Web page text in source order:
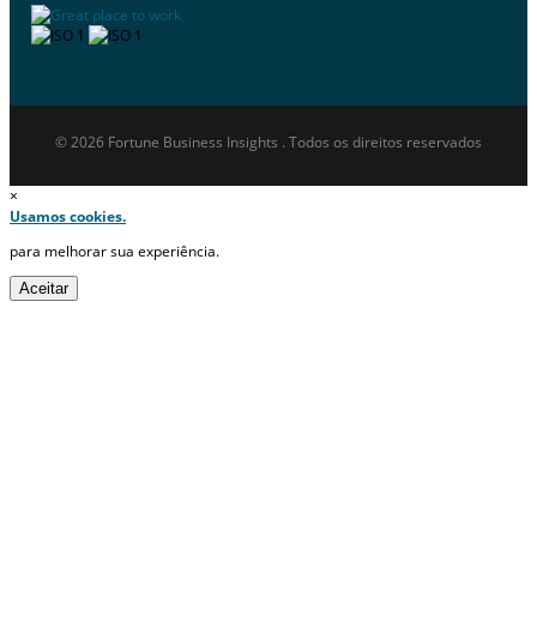
© 2026 Fortune Business Insights . Todos os direitos reservados
×
Usamos cookies.
para melhorar sua experiência.
Aceitar